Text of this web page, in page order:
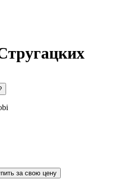
за свою цену